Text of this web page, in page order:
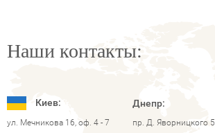
Наши контакты:
Киев:
ул. Мечникова 16, оф. 4 - 7
Днепр:
пр. Д. Яворницкого 5